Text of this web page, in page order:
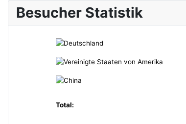
Besucher Statistik
Total: